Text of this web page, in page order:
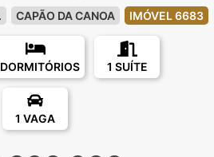
CAPÃO DA CANOA IMÓVEL 6683
1 SUÍTE
1 VAGA